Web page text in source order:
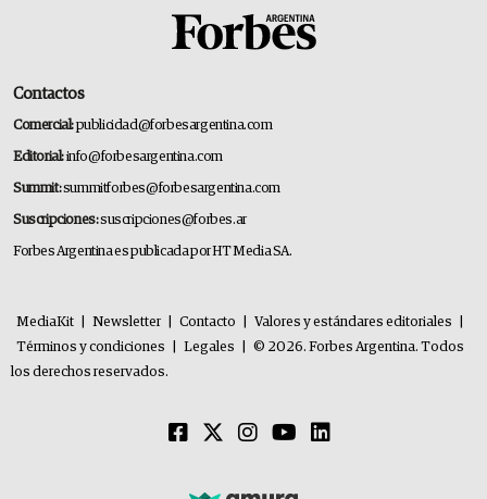
Contactos
Comercial:publicidad@forbesargentina.com
Editorial:info@forbesargentina.com
Summit:summitforbes@forbesargentina.com
Suscripciones:suscripciones@forbes.ar
Forbes Argentina es publicada por HT Media SA.
MediaKit Newsletter Contacto Valores y estándares editoriales
Términos y condiciones
Legales
© 2026. Forbes Argentina. Todos
los derechos reservados.